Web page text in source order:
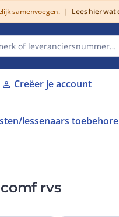
samenvoegen. | Lees hier wat
person Creëer je account
lessenaars
rvs